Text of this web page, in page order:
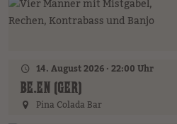
14. August 2026 · 22:00 Uhr
BE.EN (GER)
Pina Colada Bar